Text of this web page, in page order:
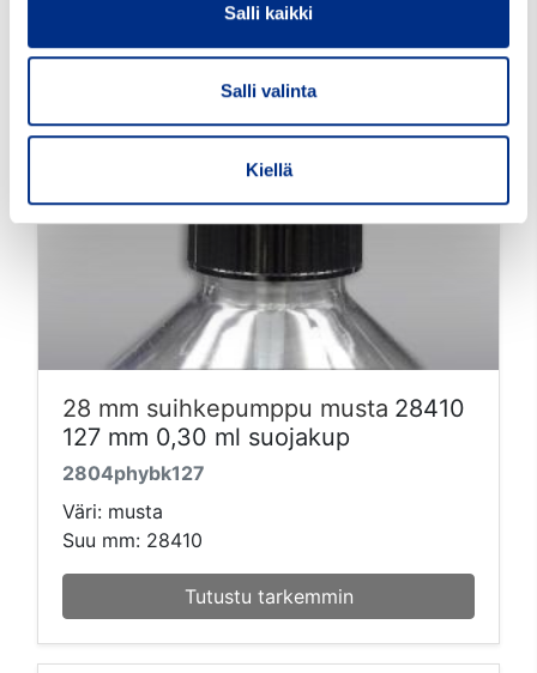
Salli kaikki
Salli valinta
Kiellä
28 mm suihkepumppu musta 28410
127 mm 0,30 ml suojakup
2804phybk127
Väri: musta
Suu mm: 28410
Tutustu tarkemmin